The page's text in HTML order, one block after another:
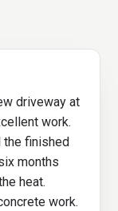
driveway at
work.
the finished
months
heat.
work.